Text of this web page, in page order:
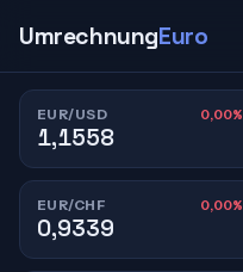
UmrechnungEuro
EUR/USD 0,00%
1,1558
EUR/CHF 0,00%
0,9339